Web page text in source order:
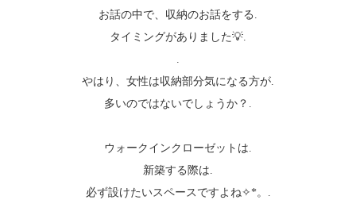
お話の中で、収納のお話をする.
タイミングがありました💡.
.
やはり、女性は収納部分気になる方が.
多いのではないでしょうか？.
ウォークインクローゼットは.
新築する際は.
必ず設けたいスペースですよね✧︎*。.